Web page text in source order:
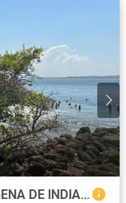
VENTA DE APARTAMENTO CARTAGENA DE INDIAS EN EL LAGUITO